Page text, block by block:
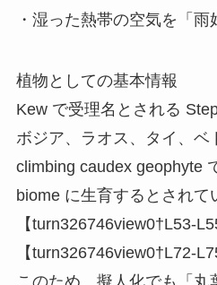
・湿った熱帯の空気を「
植物としての基本情報
Kew で受理名とされる
ボジア、ラオス、タイ、ベ
climbing caudex geophyte
biome に生育するとされて
【turn326746view0†L53-
【turn326746view0†L72-
このため、擬人化でも「丸